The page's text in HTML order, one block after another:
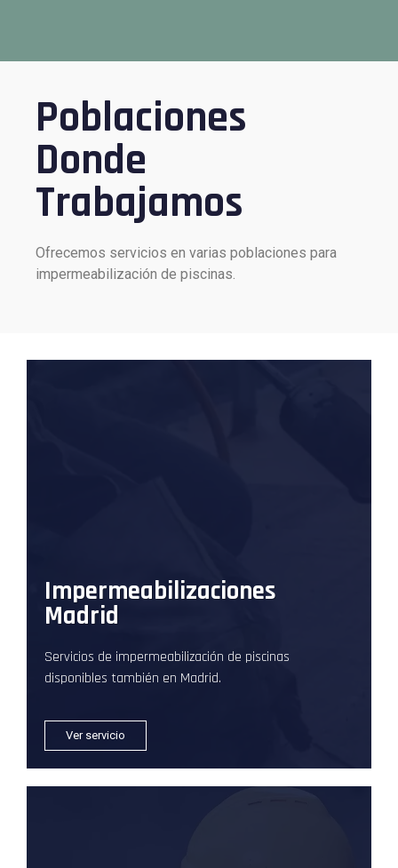
Poblaciones
Donde
Trabajamos
Ofrecemos servicios en varias poblaciones para
impermeabilización de piscinas.
Impermeabilizaciones
Madrid
Servicios de impermeabilización de piscinas
disponibles también en Madrid.
Ver servicio